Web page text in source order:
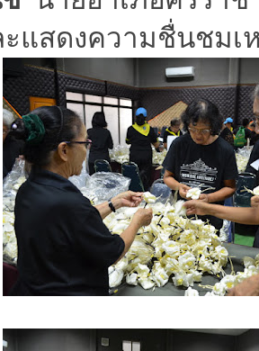
ะแสดงความชื่นชมเ